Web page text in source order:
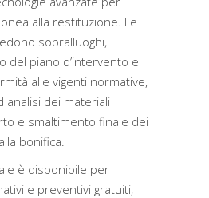
alla restituzione. Le
sopralluoghi,
del piano d’intervento e
alle vigenti normative,
analisi dei materiali
e smaltimento finale dei
bonifica.
è disponibile per
e preventivi gratuiti,